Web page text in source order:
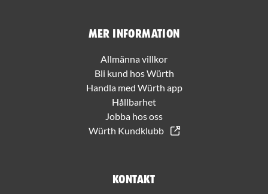
Mer information
Allmänna villkor
Bli kund hos Würth
Handla med Würth app
Hållbarhet
Jobba hos oss
Würth Kundklubb
Kontakt